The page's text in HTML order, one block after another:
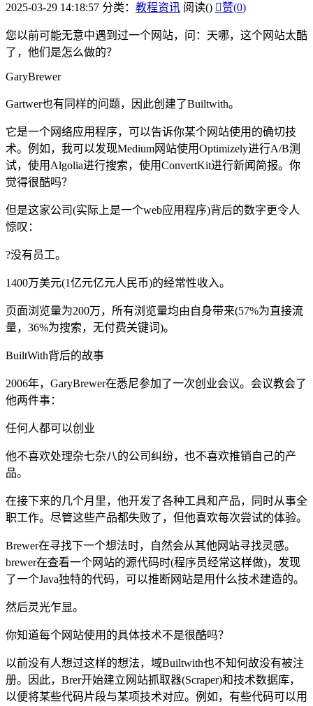
2025-03-29 14:18:57 分类： 教程资讯 阅读() 赞(0)
您以前可能无意中遇到过一个网站，问：天哪，这个网站太酷
了，他们是怎么做的？
GaryBrewer
Gartwer也有同样的问题，因此创建了Builtwith。
它是一个网络应用程序，可以告诉你某个网站使用的确切技
术。例如，我可以发现Medium网站使用Optimizely进行A/B测
试，使用Algolia进行搜索，使用ConvertKit进行新闻简报。你
觉得很酷吗？
但是这家公司(实际上是一个web应用程序)背后的数字更令人
惊叹：
?没有员工。
1400万美元(1亿元亿元人民币)的经常性收入。
页面浏览量为200万，所有浏览量均由自身带来(57%为直接流
量，36%为搜索，无付费关键词)。
BuiltWith背后的故事
2006年，GaryBrewer在悉尼参加了一次创业会议。会议教会了
他两件事：
任何人都可以创业
他不喜欢处理杂七杂八的公司纠纷，也不喜欢推销自己的产
品。
在接下来的几个月里，他开发了各种工具和产品，同时从事全
职工作。尽管这些产品都失败了，但他喜欢每次尝试的体验。
Brewer在寻找下一个想法时，自然会从其他网站寻找灵感。
brewer在查看一个网站的源代码时(程序员经常这样做)，发现
了一个Java独特的代码，可以推断网站是用什么技术建造的。
然后灵光乍显。
你知道每个网站使用的具体技术不是很酷吗？
以前没有人想过这样的想法，域Builtwith也不知何故没有被注
册。因此，Brer开始建立网站抓取器(Scraper)和技术数据库，
以便将某些代码片段与某项技术对应。例如，有些代码可以用